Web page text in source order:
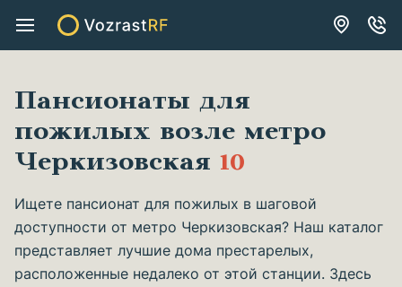
Пансионаты для
пожилых возле метро
Черкизовская 10
Ищете пансионат для пожилых в шаговой
доступности от метро Черкизовская? Наш каталог
представляет лучшие дома престарелых,
расположенные недалеко от этой станции. Здесь